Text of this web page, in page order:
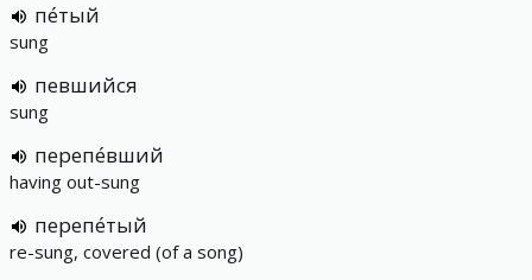
пе́тый
sung
певшийся
sung
перепе́вший
having out-sung
перепе́тый
re-sung, covered (of a song)